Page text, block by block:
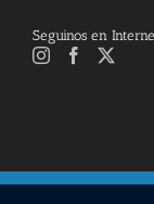
Seguinos en